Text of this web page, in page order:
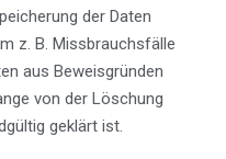
der Daten
z. B. Missbrauchsfälle
aus Beweisgründen
von der Löschung
geklärt ist.